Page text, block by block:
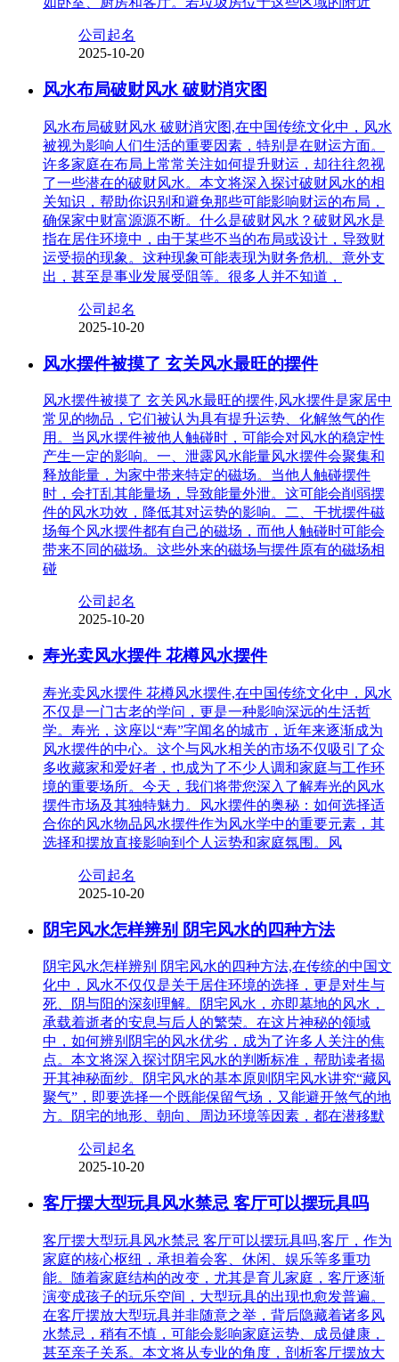
公司起名
2025-10-20
风水布局破财风水 破财消灾图
风水布局破财风水 破财消灾图,在中国传统文化中，风水
被视为影响人们生活的重要因素，特别是在财运方面。
许多家庭在布局上常常关注如何提升财运，却往往忽视
了一些潜在的破财风水。本文将深入探讨破财风水的相
关知识，帮助你识别和避免那些可能影响财运的布局，
确保家中财富源源不断。什么是破财风水？破财风水是
指在居住环境中，由于某些不当的布局或设计，导致财
运受损的现象。这种现象可能表现为财务危机、意外支
出，甚至是事业发展受阻等。很多人并不知道，
公司起名
2025-10-20
风水摆件被摸了 玄关风水最旺的摆件
风水摆件被摸了 玄关风水最旺的摆件,风水摆件是家居中
常见的物品，它们被认为具有提升运势、化解煞气的作
用。当风水摆件被他人触碰时，可能会对风水的稳定性
产生一定的影响。一、泄露风水能量风水摆件会聚集和
释放能量，为家中带来特定的磁场。当他人触碰摆件
时，会打乱其能量场，导致能量外泄。这可能会削弱摆
件的风水功效，降低其对运势的影响。二、干扰摆件磁
场每个风水摆件都有自己的磁场，而他人触碰时可能会
带来不同的磁场。这些外来的磁场与摆件原有的磁场相
碰
公司起名
2025-10-20
寿光卖风水摆件 花樽风水摆件
寿光卖风水摆件 花樽风水摆件,在中国传统文化中，风水
不仅是一门古老的学问，更是一种影响深远的生活哲
学。寿光，这座以“寿”字闻名的城市，近年来逐渐成为
风水摆件的中心。这个与风水相关的市场不仅吸引了众
多收藏家和爱好者，也成为了不少人调和家庭与工作环
境的重要场所。今天，我们将带您深入了解寿光的风水
摆件市场及其独特魅力。风水摆件的奥秘：如何选择适
合你的风水物品风水摆件作为风水学中的重要元素，其
选择和摆放直接影响到个人运势和家庭氛围。风
公司起名
2025-10-20
阴宅风水怎样辨别 阴宅风水的四种方法
阴宅风水怎样辨别 阴宅风水的四种方法,在传统的中国文
化中，风水不仅仅是关于居住环境的选择，更是对生与
死、阴与阳的深刻理解。阴宅风水，亦即墓地的风水，
承载着逝者的安息与后人的繁荣。在这片神秘的领域
中，如何辨别阴宅的风水优劣，成为了许多人关注的焦
点。本文将深入探讨阴宅风水的判断标准，帮助读者揭
开其神秘面纱。阴宅风水的基本原则阴宅风水讲究“藏风
聚气”，即要选择一个既能保留气场，又能避开煞气的地
方。阴宅的地形、朝向、周边环境等因素，都在潜移默
公司起名
2025-10-20
客厅摆大型玩具风水禁忌 客厅可以摆玩具吗
客厅摆大型玩具风水禁忌 客厅可以摆玩具吗,客厅，作为
家庭的核心枢纽，承担着会客、休闲、娱乐等多重功
能。随着家庭结构的改变，尤其是育儿家庭，客厅逐渐
演变成孩子的玩乐空间，大型玩具的出现也愈发普遍。
在客厅摆放大型玩具并非随意之举，背后隐藏着诸多风
水禁忌，稍有不慎，可能会影响家庭运势、成员健康，
甚至亲子关系。本文将从专业的角度，剖析客厅摆放大